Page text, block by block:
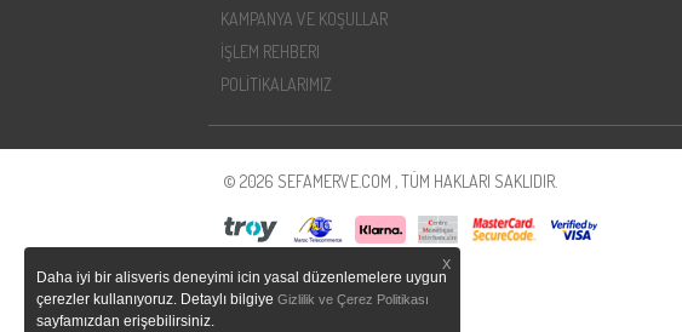
KAMPANYA VE KOŞULLAR
İŞLEM REHBERI
POLİTİKALARIMIZ
© 2026 SEFAMERVE.COM , TÜM HAKLARI SAKLIDIR.
X
Daha iyi bir alisveris deneyimi icin yasal düzenlemelere uygun
çerezler kullanıyoruz. Detaylı bilgiye Gizlilik ve Çerez Politikası
sayfamızdan erişebilirsiniz.